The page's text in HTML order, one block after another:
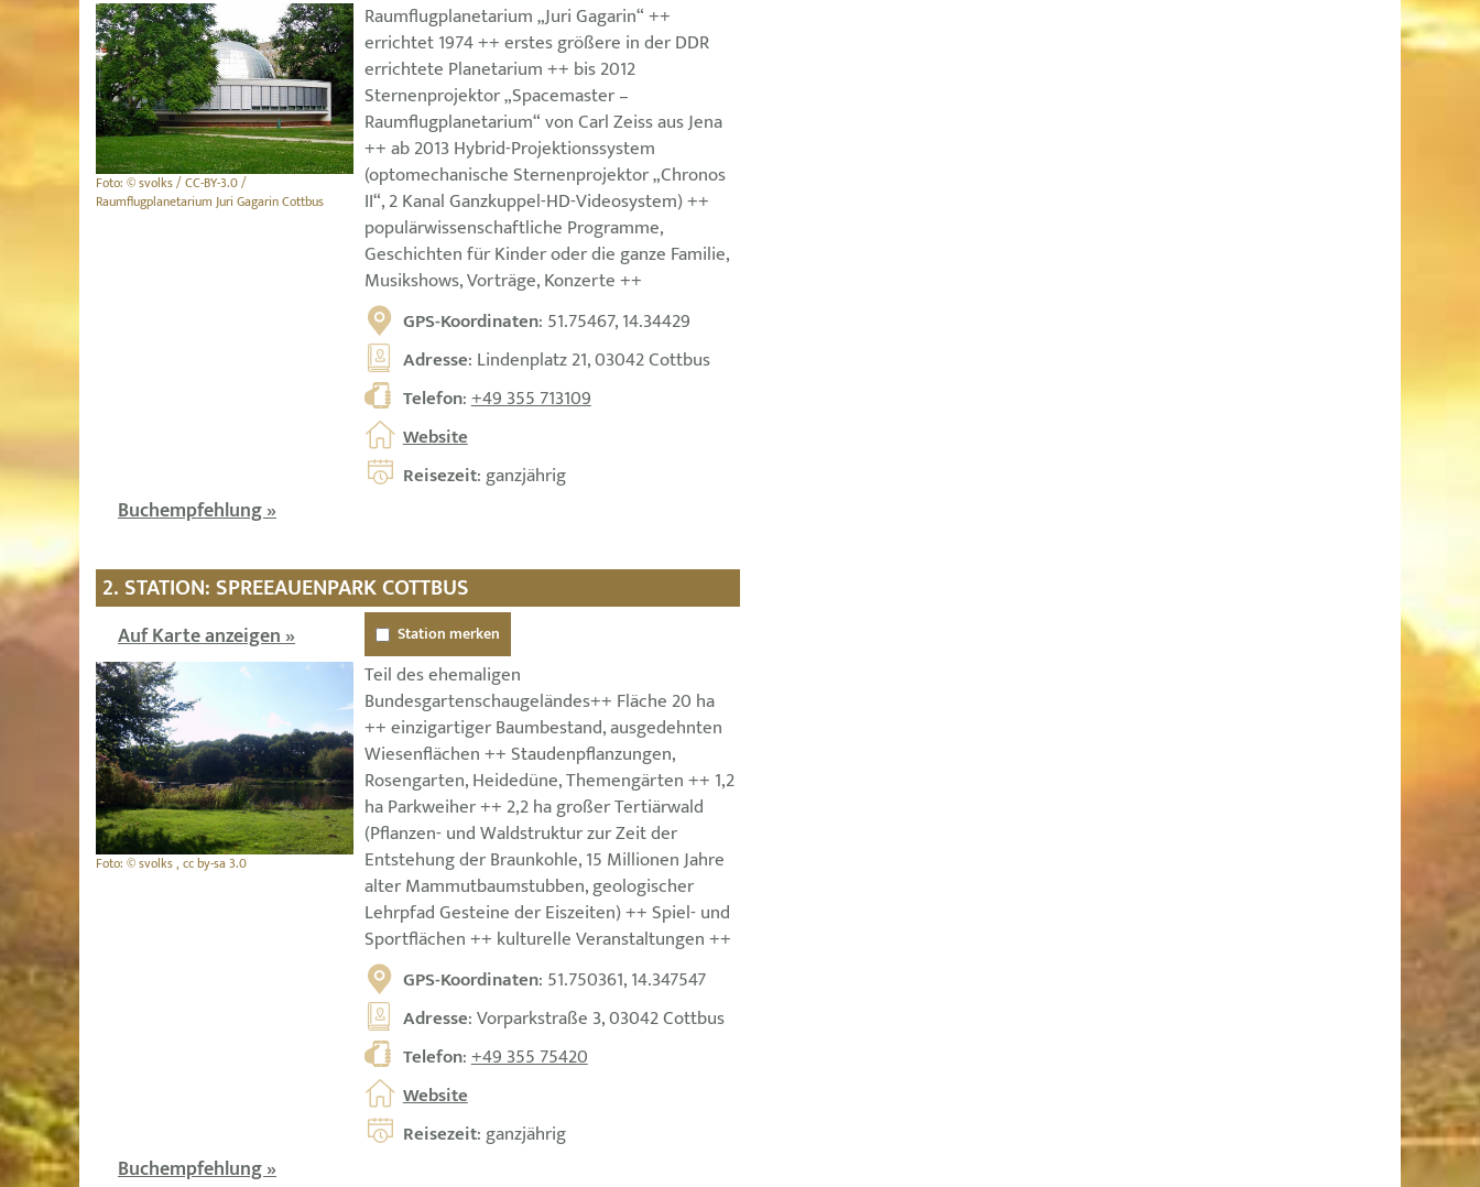
Foto: © svolks / CC-BY-3.0 /
Raumflugplanetarium Juri Gagarin Cottbus
Raumflugplanetarium „Juri Gagarin“ ++
errichtet 1974 ++ erstes größere in der DDR
errichtete Planetarium ++ bis 2012
Sternenprojektor „Spacemaster –
Raumflugplanetarium“ von Carl Zeiss aus Jena
++ ab 2013 Hybrid-Projektionssystem
(optomechanische Sternenprojektor „Chronos
II“, 2 Kanal Ganzkuppel-HD-Videosystem) ++
populärwissenschaftliche Programme,
Geschichten für Kinder oder die ganze Familie,
Musikshows, Vorträge, Konzerte ++
GPS-Koordinaten: 51.75467, 14.34429
Adresse: Lindenplatz 21, 03042 Cottbus
Telefon:+49 355 713109
Website
Reisezeit: ganzjährig
Buchempfehlung »
2. STATION: SPREEAUENPARK COTTBUS
Auf Karte anzeigen »
Foto: © svolks , cc by-sa 3.0
Station merken
Teil des ehemaligen
Bundesgartenschaugeländes++ Fläche 20 ha
++ einzigartiger Baumbestand, ausgedehnten
Wiesenflächen ++ Staudenpflanzungen,
Rosengarten, Heidedüne, Themengärten ++ 1,2
ha Parkweiher ++ 2,2 ha großer Tertiärwald
(Pflanzen- und Waldstruktur zur Zeit der
Entstehung der Braunkohle, 15 Millionen Jahre
alter Mammutbaumstubben, geologischer
Lehrpfad Gesteine der Eiszeiten) ++ Spiel- und
Sportflächen ++ kulturelle Veranstaltungen ++
GPS-Koordinaten: 51.750361, 14.347547
Adresse: Vorparkstraße 3, 03042 Cottbus
Telefon:+49 355 75420
Website
Reisezeit: ganzjährig
Buchempfehlung »